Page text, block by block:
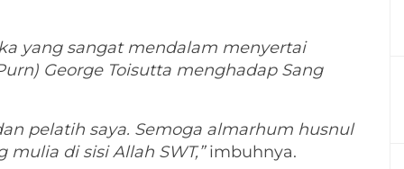
yang sangat mendalam menyertai
George Toisutta menghadap Sang
pelatih saya. Semoga almarhum husnul
di sisi Allah SWT,”imbuhnya.